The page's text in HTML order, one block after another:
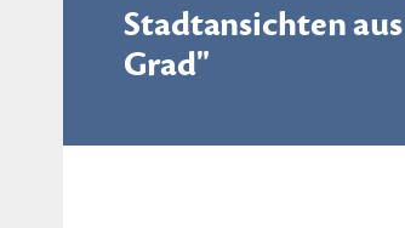
Stadtansichten
Grad"